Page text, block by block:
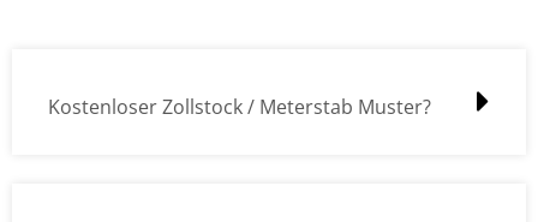
Kostenloser Zollstock / Meterstab Muster?